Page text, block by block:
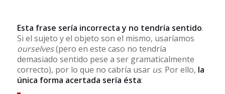
Esta frase sería incorrecta y no tendría sentido.
Si el sujeto y el objeto son el mismo, usaríamos
ourselves(pero en este caso no tendría
demasiado sentido pese a ser gramaticalmente
correcto), por lo que no cabría usar us. Por ello, la
única forma acertada sería ésta: